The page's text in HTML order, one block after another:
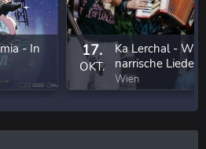
- In
17.
OKT.
Ka Lerchal -
narrische Lieder
eigenem Anbau
Wien